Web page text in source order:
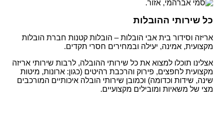
כל שירותי ההובלות
אריזה וסידור בית אבי הובלות – הובלות קטנות חברת הובלות
מקצועית, אמינה, יעילה ובמחירים חסרי תקדים.
אצלינו תוכלו למצוא את כל שירותי ההובלה, לרבות שירותי אריזה
מקצועית לחפצים, פירוק והרכבת רהיטים (כגון: ארונות, מיטות
שינה, שידות וכדומה) וכמובן שירותי הובלה איכותיים המורכבים
מצי של משאיות ומובילים מקצועיים.